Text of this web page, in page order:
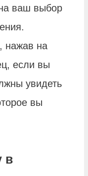
ваш выбор
нажав на
если вы
увидеть
вы
в